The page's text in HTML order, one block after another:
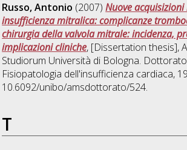
Russo, Antonio (2007)Nuove
insufficienza mitralica: complicanze
chirurgia della valvola mitrale: incidenza,
implicazioni cliniche, [Dissertation thesis],
Studiorum Università di Bologna.
Fisiopatologia dell'insufficienza cardiaca,
10.6092/unibo/amsdottorato/524.
T